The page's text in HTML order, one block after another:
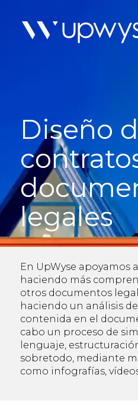
Diseño
legales
En UpWyse apoyamos
haciendo más
otros documentos
haciendo un análisis
contenida en el
cabo un proceso de
lenguaje,
sobretodo, mediante
como infografías,